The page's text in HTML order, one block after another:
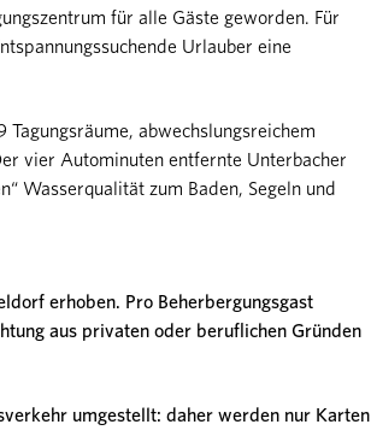
für alle Gäste geworden. Für
Urlauber eine
abwechslungsreichem
vier Autominuten entfernte Unterbacher
Wasserqualität zum Baden, Segeln und
erhoben. Pro Beherbergungsgast
aus privaten oder beruflichen Gründen
umgestellt: daher werden nur Karten